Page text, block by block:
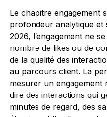
Le chapitre engagement
profondeur analytique et
2026, l’engagement ne
nombre de likes ou de
de la qualité des
au parcours client. La
mesurer un engagement
dire des interactions qui
minutes de regard, des